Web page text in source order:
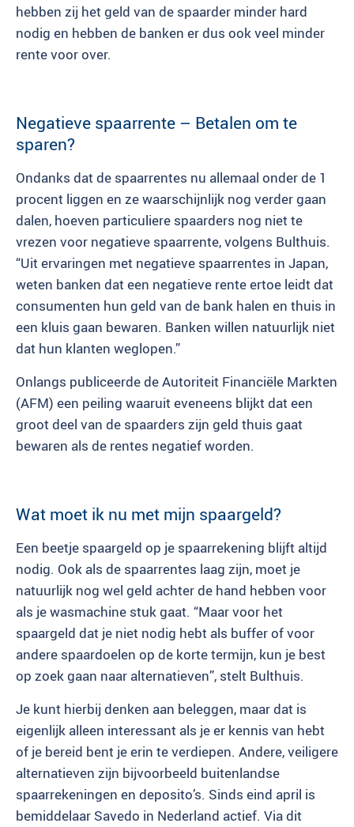
hebben zij het geld van de spaarder minder hard
nodig en hebben de banken er dus ook veel minder
rente voor over.
Negatieve spaarrente – Betalen om te
sparen?
Ondanks dat de spaarrentes nu allemaal onder de 1
procent liggen en ze waarschijnlijk nog verder gaan
dalen, hoeven particuliere spaarders nog niet te
vrezen voor negatieve spaarrente, volgens Bulthuis.
“Uit ervaringen met negatieve spaarrentes in Japan,
weten banken dat een negatieve rente ertoe leidt dat
consumenten hun geld van de bank halen en thuis in
een kluis gaan bewaren. Banken willen natuurlijk niet
dat hun klanten weglopen.”
Onlangs publiceerde de Autoriteit Financiële Markten
(AFM) een peiling waaruit eveneens blijkt dat een
groot deel van de spaarders zijn geld thuis gaat
bewaren als de rentes negatief worden.
Wat moet ik nu met mijn spaargeld?
Een beetje spaargeld op je spaarrekening blijft altijd
nodig. Ook als de spaarrentes laag zijn, moet je
natuurlijk nog wel geld achter de hand hebben voor
als je wasmachine stuk gaat. “Maar voor het
spaargeld dat je niet nodig hebt als buffer of voor
andere spaardoelen op de korte termijn, kun je best
op zoek gaan naar alternatieven”, stelt Bulthuis.
Je kunt hierbij denken aan beleggen, maar dat is
eigenlijk alleen interessant als je er kennis van hebt
of je bereid bent je erin te verdiepen. Andere, veiligere
alternatieven zijn bijvoorbeeld buitenlandse
spaarrekeningen en deposito’s. Sinds eind april is
bemiddelaar Savedo in Nederland actief. Via dit